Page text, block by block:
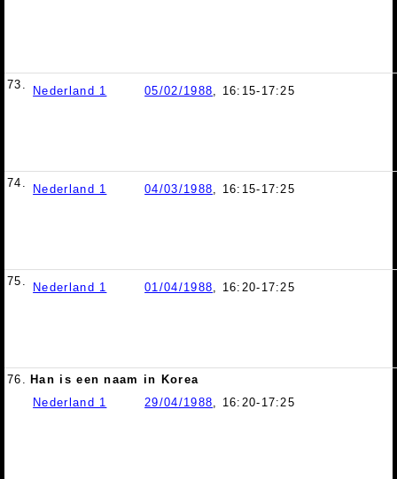
73. Nederland 1 05/02/1988, 16:15-17:25
74. Nederland 1 04/03/1988, 16:15-17:25
75. Nederland 1 01/04/1988, 16:20-17:25
76. Han is een naam in Korea
Nederland 1
29/04/1988, 16:20-17:25